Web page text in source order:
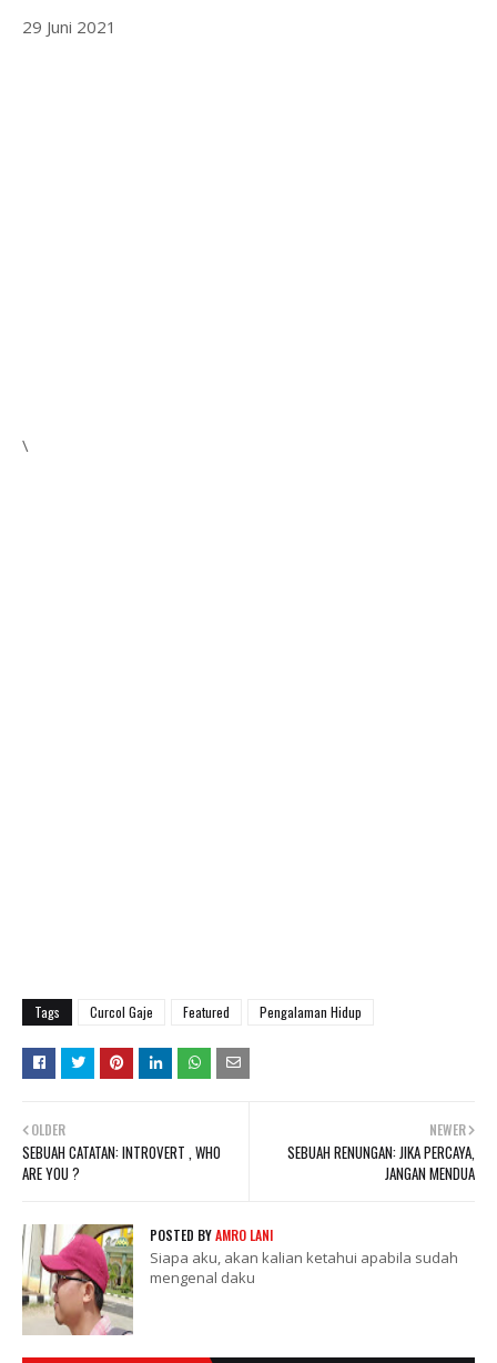
29 Juni 2021
\
Tags Curcol Gaje Featured Pengalaman Hidup
NEWER
SEBUAH RENUNGAN: JIKA PERCAYA,
JANGAN MENDUA
OLDER
SEBUAH CATATAN: INTROVERT , WHO
ARE YOU ?
POSTED BYAMRO LANI
Siapa aku, akan kalian ketahui apabila sudah
mengenal daku